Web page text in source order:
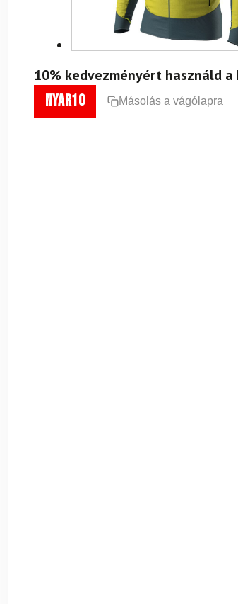
10% kedvezményért használd
nyar10 Másolás a vágólapra